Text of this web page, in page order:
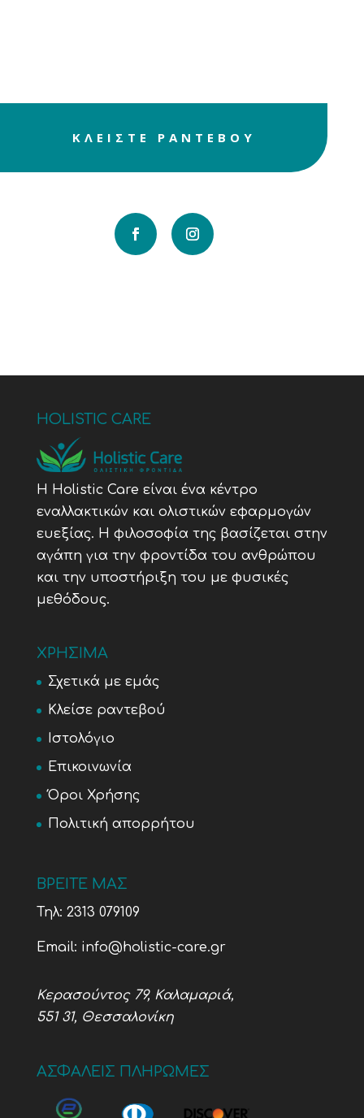
ΚΛΕΙΣΤΕ ΡΑΝΤΕΒΟΥ
HOLISTIC CARE
Η Holistic Care είναι ένα κέντρο
εναλλακτικών και ολιστικών εφαρμογών
ευεξίας. Η φιλοσοφία της βασίζεται στην
αγάπη για την φροντίδα του ανθρώπου
και την υποστήριξη του με φυσικές
μεθόδους.
ΧΡΗΣΙΜΑ
Σχετικά με εμάς
Κλείσε ραντεβού
Ιστολόγιο
Επικοινωνία
Όροι Χρήσης
Πολιτική απορρήτου
ΒΡΕΙΤΕ ΜΑΣ
Τηλ: 2313 079109
Email: info@holistic-care.gr
Κερασούντος 79, Καλαμαριά,
551 31, Θεσσαλονίκη
ΑΣΦΑΛΕΙΣ ΠΛΗΡΩΜΕΣ